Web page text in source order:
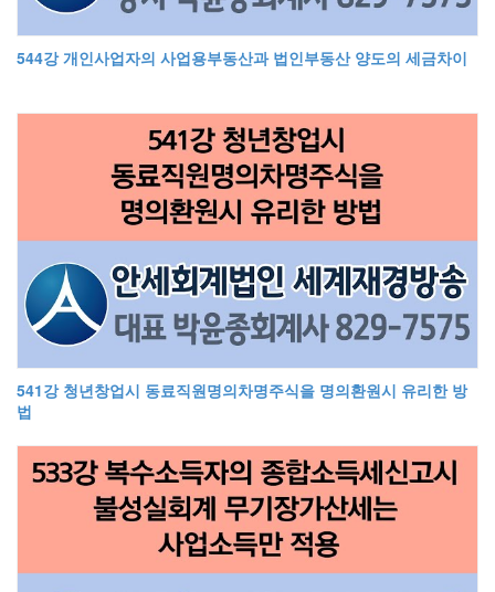
544강 개인사업자의 사업용부동산과 법인부동산 양도의 세금차이
541강 청년창업시 동료직원명의차명주식을 명의환원시 유리한 방
법